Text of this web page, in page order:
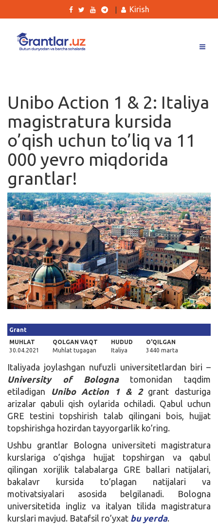
Ishlar
Kurslar
Blog
Yana
Qidirish
Kirish
Kirish
Unibo Action 1 & 2: Italiya
magistratura kursida
o’qish uchun to’liq va 11
000 yevro miqdorida
grantlar!
Grant
MUHLAT
30.04.2021
QOLGAN VAQT
Muhlat tugagan
HUDUD
Italiya
O'QILGAN
3440 marta
Italiyada joylashgan nufuzli universitetlardan biri –
University of Bolognatomonidan taqdim
etiladigan
Unibo Action 1 & 2grant dasturiga
arizalar qabuli qish oylarida ochiladi. Qabul uchun
GRE testini topshirish talab qilingani bois, hujjat
topshirishga hozirdan tayyorgarlik ko’ring.
Ushbu grantlar Bologna universiteti magistratura
kurslariga o’qishga hujjat topshirgan va qabul
qilingan xorijlik talabalarga GRE ballari natijalari,
bakalavr kursida to’plagan natijalari va
motivatsiyalari asosida belgilanadi. Bologna
universitetida ingliz va italyan tilida magistratura
kurslari mavjud. Batafsil ro’yxat bu yerda.